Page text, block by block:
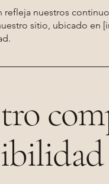
refleja nuestros
sitio, ubicado en